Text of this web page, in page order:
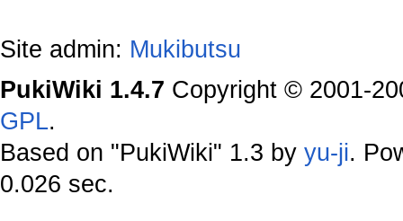
Site admin: Mukibutsu
PukiWiki 1.4.7 Copyright © 2001-
GPL.
Based on "PukiWiki" 1.3 by yu-ji.
0.026 sec.